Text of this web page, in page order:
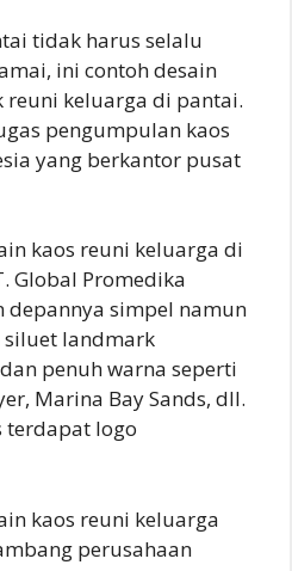
tidak harus selalu
ini contoh desain
reuni keluarga di pantai.
pengumpulan kaos
yang berkantor pusat
kaos reuni keluarga di
Global Promedika
depannya simpel namun
siluet landmark
penuh warna seperti
Marina Bay Sands, dll.
terdapat logo
kaos reuni keluarga
perusahaan